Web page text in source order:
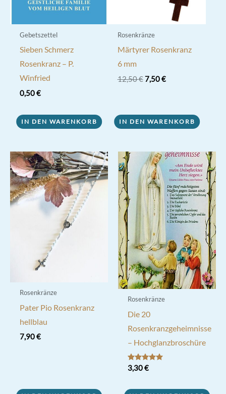
Gebetszettel
Sieben Schmerz
Rosenkranz – P.
Winfried
0,50€
IN DEN WARENKORB
Rosenkränze
Märtyrer Rosenkranz
6 mm
12,50€ Ursprünglicher
7,50€Aktueller
IN DEN WARENKORB
Rosenkränze
Pater Pio Rosenkranz
hellblau
7,90€
Rosenkränze
Die 20
Rosenkranzgeheimnisse
– Hochglanzbroschüre
Bewertet mit
5.00
3,30€